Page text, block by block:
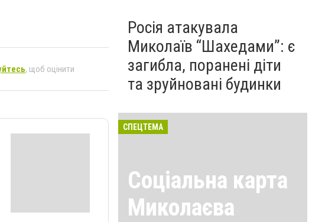
, щоб оцінити
Росія атакувала
Миколаїв “Шахедами”: є
загибла, поранені діти
та зруйновані будинки
СПЕЦТЕМА
Соціальна карта
Миколаєва